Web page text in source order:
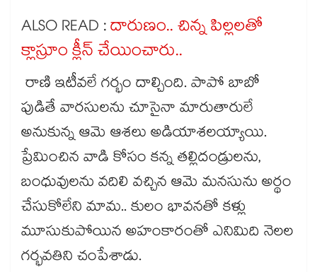
ALSO READ :దారుణం.. చిన్న పిల్లలతో
క్లాస్రూం క్లీన్ చేయించారు..
రాణి ఇటీవలే గర్భం దాల్చింది. పాపో బాబో
పుడితే వారసులను చూసైనా మారుతారులే
అనుకున్న ఆమె ఆశలు అడియాశలయ్యాయి.
ప్రేమించిన వాడి కోసం కన్న తల్లిదండ్రులను,
బంధువులను వదిలి వచ్చిన ఆమె మనసును అర్థం
చేసుకోలేని మామ.. కులం భావనతో కళ్లు
మూసుకుపోయిన అహంకారంతో ఎనిమిది నెలల
గర్భవతిని చంపేశాడు.